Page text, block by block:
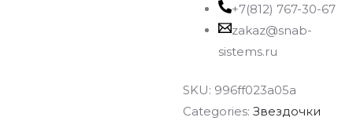
+7(812) 767-30-67
zakaz@snab-
sistems.ru
SKU: 996ff023a05a
Categories:Звездочки